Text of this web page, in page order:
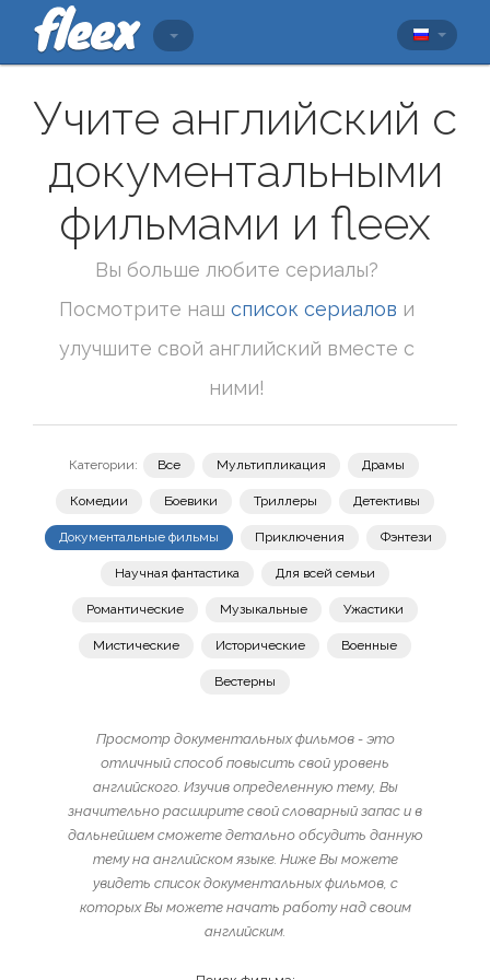
Учите английский с
документальными
фильмами и fleex
Вы больше любите сериалы?
Посмотрите наш список сериалов и
улучшите свой английский вместе с
ними!
Категории: Все Мультипликация Драмы
Комедии Боевики Триллеры Детективы
Документальные фильмы Приключения Фэнтези
Научная фантастика Для всей семьи
Романтические Музыкальные Ужастики
Мистические Исторические Военные
Вестерны
Просмотр документальных фильмов - это
отличный способ повысить свой уровень
английского. Изучив определенную тему, Вы
значительно расширите свой словарный запас и в
дальнейшем сможете детально обсудить данную
тему на английском языке. Ниже Вы можете
увидеть список документальных фильмов, с
которых Вы можете начать работу над своим
английским.